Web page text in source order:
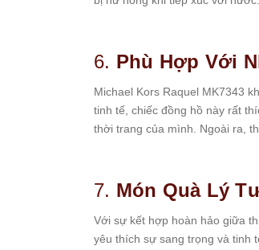
Hồ
Dây
Dây
Đồng
chuyền
Tay
6. Phù Hợp Với
Michael Kors Raquel MK7343
tinh tế, chiếc đồng hồ này rất
thời trang của mình. Ngoài ra,
7. Món Quà Lý
Với sự kết hợp hoàn hảo giữa
yêu thích sự sang trọng và tinh